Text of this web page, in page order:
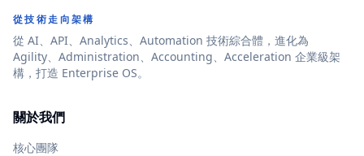
從技術走向架構
從 AI、API、Analytics、Automation 技術綜合體，進化為
Agility、Administration、Accounting、Acceleration 企業級架
構，打造 Enterprise OS。
關於我們
核心團隊